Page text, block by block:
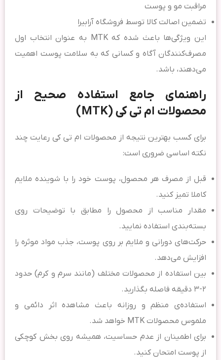
مراقبت مو و پوست
تضمین اصالت کالا توسط فروشگاه آرابیرا
این ویژگی‌ها باعث شده که MTK به عنوان انتخاب اول
مصرف‌کنندگان آگاه و کسانی که به سلامت پوست اهمیت
می‌دهند، باشد.
راهنمای جامع استفاده صحیح از
محصولات ام تی کی (MTK)
برای کسب بهترین نتیجه از محصولات ام تی کی رعایت چند
نکته اساسی ضروری است:
قبل از مصرف هر محصول، پوست خود را با شوینده ملایم
کاملا تمیز کنید.
مقدار مناسب از محصول را مطابق با توضیحات روی
بسته‌بندی استفاده نمایید.
حرکت‌های دورانی و ملایم بر روی پوست، جذب مواد موثره را
افزایش می‌دهد.
بین استفاده از محصولات مختلف (مانند سرم و کرم) حدود
۲-۳ دقیقه فاصله بگذارید.
استفاده‌ی منظم و روزانه باعث مشاهده اثر دائمی و
ملموس محصولات MTK خواهد شد.
برای اطمینان از عدم حساسیت، همیشه روی بخش کوچکی
از پوست امتحان کنید.